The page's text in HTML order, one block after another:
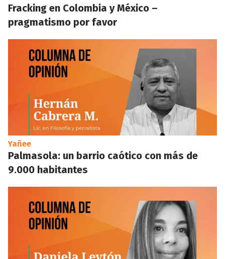
Fracking en Colombia y México –
pragmatismo por favor
Yañee
Palmasola: un barrio caótico con más de
9.000 habitantes